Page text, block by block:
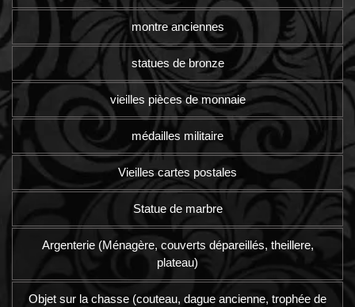
montre anciennes
statues de bronze
vieilles pièces de monnaie
médailles militaire
Vieilles cartes postales
Statue de marbre
Argenterie (Ménagère, couverts dépareillés, theillere,
plateau)
Objet sur la chasse (couteau, dague ancienne, trophée de